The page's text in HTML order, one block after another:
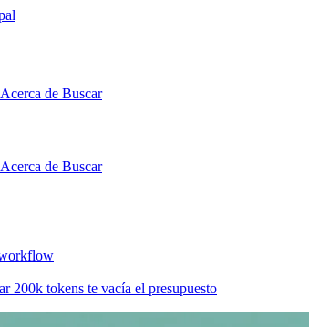
Acerca de Buscar
Acerca de Buscar
200k tokens te vacía el presupuesto